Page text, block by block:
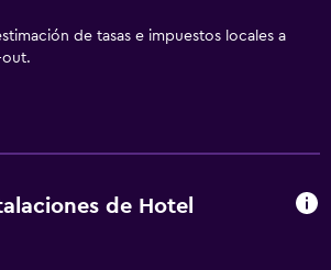
de tasas e impuestos locales a
out.
de Hotel